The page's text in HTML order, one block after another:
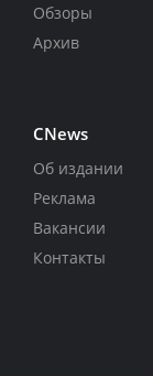
Обзоры
Архив
CNews
Об издании
Реклама
Вакансии
Контакты